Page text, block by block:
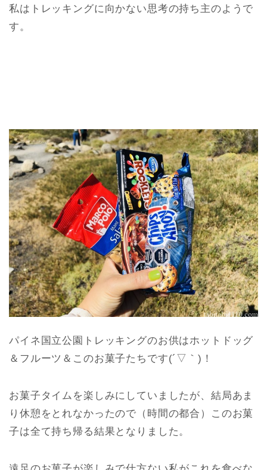
私はトレッキングに向かない思考の持ち主のようで
す。
パイネ国立公園トレッキングのお供はホットドッグ
＆フルーツ＆このお菓子たちです(´▽｀)！
お菓子タイムを楽しみにしていましたが、結局あま
り休憩をとれなかったので（時間の都合）このお菓
子は全て持ち帰る結果となりました。